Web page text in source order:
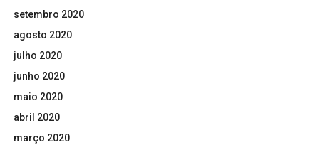
setembro 2020
agosto 2020
julho 2020
junho 2020
maio 2020
abril 2020
março 2020